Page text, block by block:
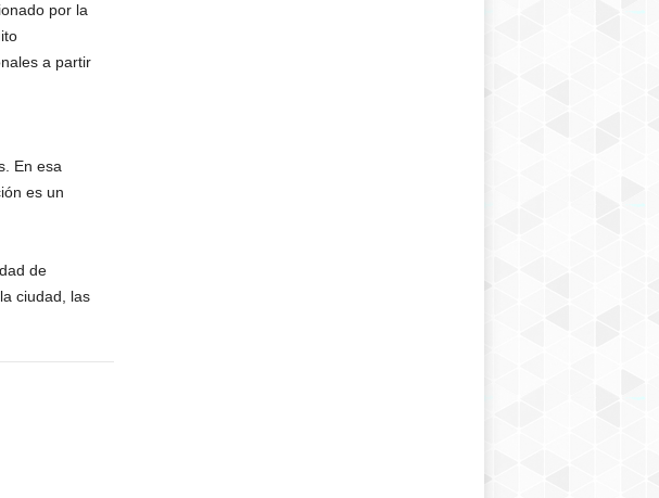
por la
a partir
En esa
es un
de
ciudad, las